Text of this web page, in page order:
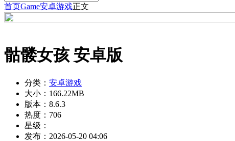
首页Game安卓游戏正文
骷髅女孩 安卓版
分类： 安卓游戏
大小： 166.22MB
版本： 8.6.3
热度： 706
星级：
发布： 2026-05-20 04:06